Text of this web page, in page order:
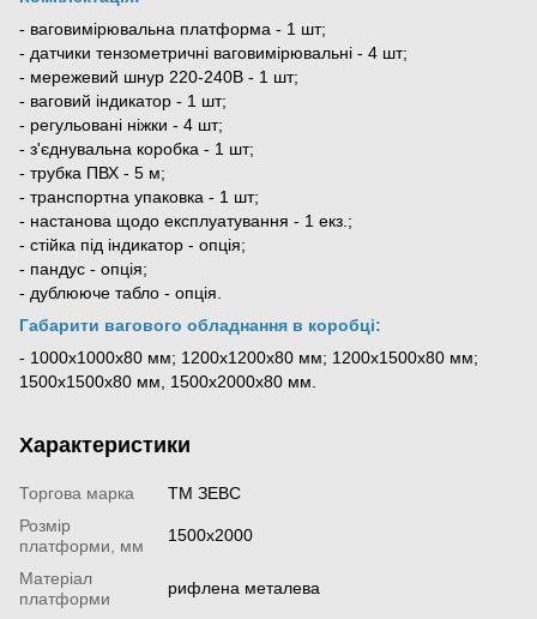
- ваговимірювальна платформа - 1 шт;
- датчики тензометричні ваговимірювальні - 4 шт;
- мережевий шнур 220-240В - 1 шт;
- ваговий індикатор - 1 шт;
- регульовані ніжки - 4 шт;
- з'єднувальна коробка - 1 шт;
- трубка ПВХ - 5 м;
- транспортна упаковка - 1 шт;
- настанова щодо експлуатування - 1 екз.;
- стійка під індикатор - опція;
- пандус - опція;
- дублююче табло - опція.
Габарити вагового обладнання в коробці:
- 1000х1000х80 мм; 1200х1200х80 мм; 1200х1500х80 мм;
1500х1500х80 мм, 1500х2000х80 мм.
Характеристики
Торгова марка
ТМ ЗЕВС
Розмір
платформи, мм
1500x2000
Матеріал
платформи
рифлена металева